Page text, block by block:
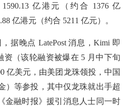
亿港元（约合 1376 亿
亿港元（约合 5211 亿元）。
据晚点 LatePost 消息，Kimi 即
资（该轮融资被爆在 5 月中下旬
亿美元，由美团龙珠领投，中国
）等参投，其中仅龙珠就出手超
金融时报》援引消息人士同一时